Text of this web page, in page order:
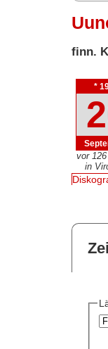
finn.
*
vor
in